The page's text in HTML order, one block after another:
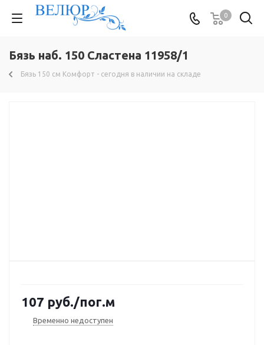
0
Бязь наб. 150 Сластена 11958/1
Бязь 150 см Комфорт - сегодня в наличии на складе
107 руб./пог.м
Временно недоступен